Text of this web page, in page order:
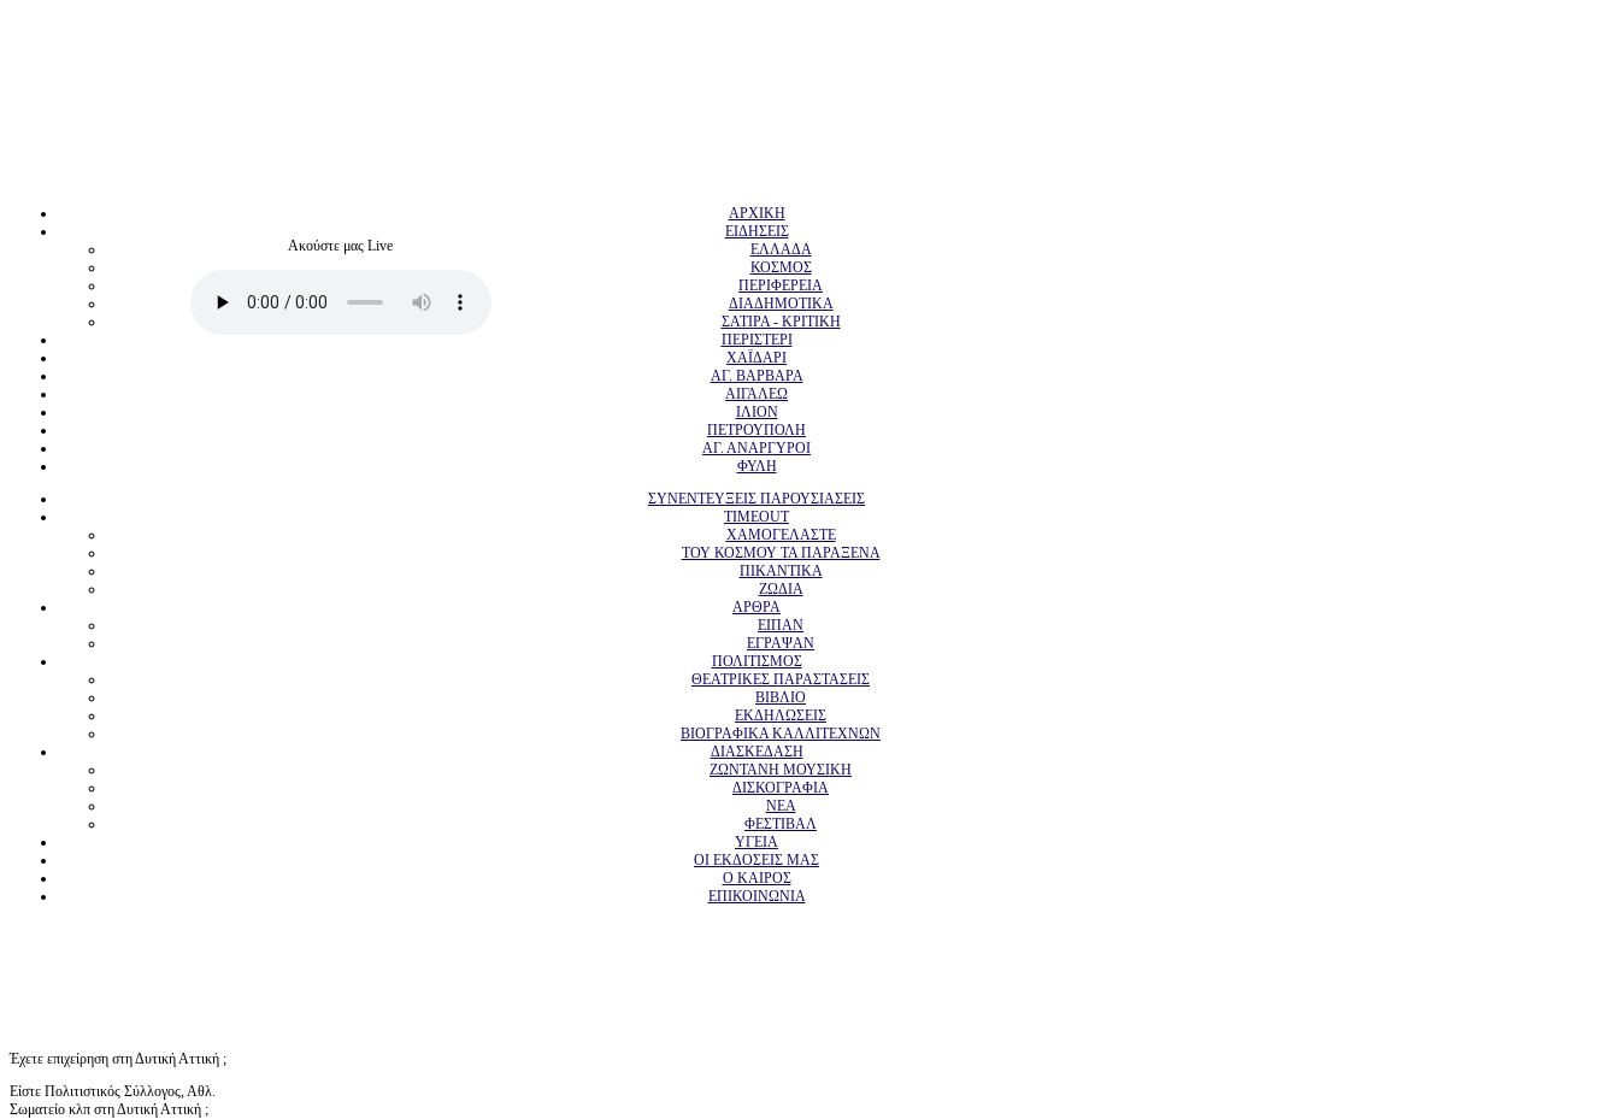
Ακούστε μας Live
ΑΡΧΙΚΗ
ΕΙΔΗΣΕΙΣ
ΕΛΛΑΔΑ
ΚΟΣΜΟΣ
ΠΕΡΙΦΕΡΕΙΑ
ΔΙΑΔΗΜΟΤΙΚΑ
ΣΑΤΙΡΑ - ΚΡΙΤΙΚΗ
ΠΕΡΙΣΤΕΡΙ
ΧΑΪΔΑΡΙ
ΑΓ. ΒΑΡΒΑΡΑ
ΑΙΓΑΛΕΩ
ΙΛΙΟΝ
ΠΕΤΡΟΥΠΟΛΗ
ΑΓ. ΑΝΑΡΓΥΡΟΙ
ΦΥΛΗ
ΣΥΝΕΝΤΕΥΞΕΙΣ ΠΑΡΟΥΣΙΑΣΕΙΣ
TIMEOUT
ΧΑΜΟΓΕΛΑΣΤΕ
ΤΟΥ ΚΟΣΜΟΥ ΤΑ ΠΑΡΑΞΕΝΑ
ΠΙΚΑΝΤΙΚΑ
ΖΩΔΙΑ
ΑΡΘΡΑ
ΕΙΠΑΝ
ΕΓΡΑΨΑΝ
ΠΟΛΙΤΙΣΜΟΣ
ΘΕΑΤΡΙΚΕΣ ΠΑΡΑΣΤΑΣΕΙΣ
ΒΙΒΛΙΟ
ΕΚΔΗΛΩΣΕΙΣ
ΒΙΟΓΡΑΦΙΚΑ ΚΑΛΛΙΤΕΧΝΩΝ
ΔΙΑΣΚΕΔΑΣΗ
ΖΩΝΤΑΝΗ ΜΟΥΣΙΚΗ
ΔΙΣΚΟΓΡΑΦΙΑ
ΝΕΑ
ΦΕΣΤΙΒΑΛ
ΥΓΕΙΑ
ΟΙ ΕΚΔΟΣΕΙΣ ΜΑΣ
Ο ΚΑΙΡΟΣ
ΕΠΙΚΟΙΝΩΝΙΑ
Έχετε επιχείρηση στη Δυτική Αττική ;
Είστε Πολιτιστικός Σύλλογος, Αθλ.
Σωματείο κλπ στη Δυτική Αττική ;